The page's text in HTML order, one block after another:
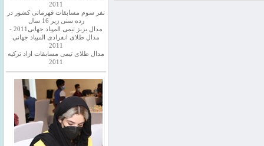
2011
نفر سوم مسابقات قهرمانی کشور در
رده سنی زیر 16 سال
مدال برنز تیمی المپیاد جهانی2011 -
مدال طلای انفرادی المپیاد جهانی
2011
مدال طلای تیمی مسابقات ازاد ترکیه
2011